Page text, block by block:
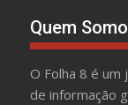
Quem
O Folha 8 é um
de informação